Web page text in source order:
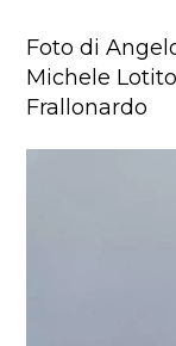
Foto di
Michele
Frallonardo